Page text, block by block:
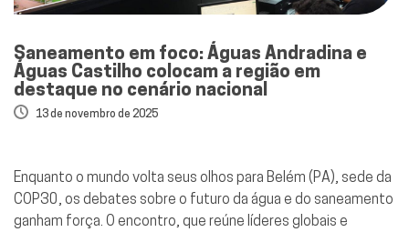
Saneamento em foco: Águas Andradina e
Águas Castilho colocam a região em
destaque no cenário nacional
13 de novembro de 2025
Enquanto o mundo volta seus olhos para Belém (PA), sede da
COP30, os debates sobre o futuro da água e do saneamento
ganham força. O encontro, que reúne líderes globais e